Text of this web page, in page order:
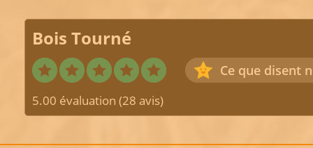
Bois Tourné
Ce que disent
5.00 évaluation (28 avis)